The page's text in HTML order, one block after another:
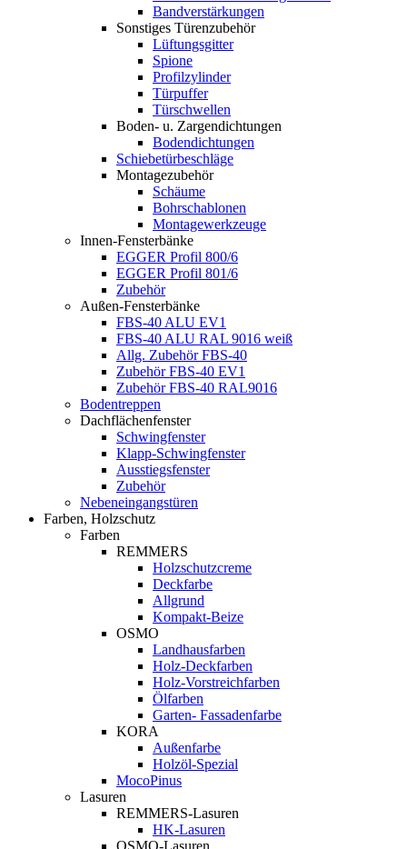
Bandverstärkungen
Sonstiges Türenzubehör
Lüftungsgitter
Spione
Profilzylinder
Türpuffer
Türschwellen
Boden- u. Zargendichtungen
Bodendichtungen
Schiebetürbeschläge
Montagezubehör
Schäume
Bohrschablonen
Montagewerkzeuge
Innen-Fensterbänke
EGGER Profil 800/6
EGGER Profil 801/6
Zubehör
Außen-Fensterbänke
FBS-40 ALU EV1
FBS-40 ALU RAL 9016 weiß
Allg. Zubehör FBS-40
Zubehör FBS-40 EV1
Zubehör FBS-40 RAL9016
Bodentreppen
Dachflächenfenster
Schwingfenster
Klapp-Schwingfenster
Ausstiegsfenster
Zubehör
Nebeneingangstüren
Farben, Holzschutz
Farben
REMMERS
Holzschutzcreme
Deckfarbe
Allgrund
Kompakt-Beize
OSMO
Landhausfarben
Holz-Deckfarben
Holz-Vorstreichfarben
Ölfarben
Garten- Fassadenfarbe
KORA
Außenfarbe
Holzöl-Spezial
MocoPinus
Lasuren
REMMERS-Lasuren
HK-Lasuren
OSMO-Lasuren